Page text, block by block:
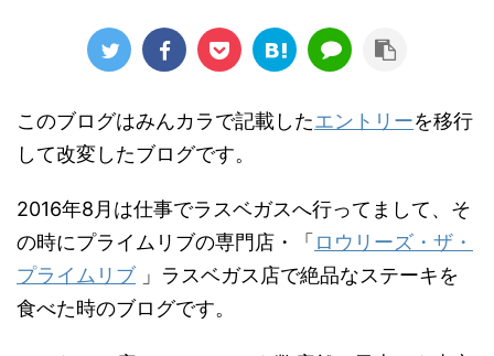
このブログはみんカラで記載したエントリーを移行
して改変したブログです。
2016年8月は仕事でラスベガスへ行ってまして、そ
の時にプライムリブの専門店・「 ロウリーズ・ザ・
プライムリブ」ラスベガス店で絶品なステーキを
食べた時のブログです。